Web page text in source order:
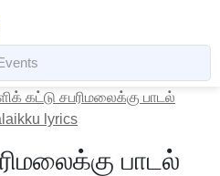
கட்டு சபரிமலைக்கு பாடல்
lyrics
பாடல்